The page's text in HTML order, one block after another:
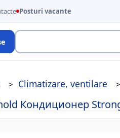
Posturi vacante
Climatizare, ventilare
Кондиционер